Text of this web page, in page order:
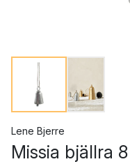
Lene Bjerre
Missia bjällra